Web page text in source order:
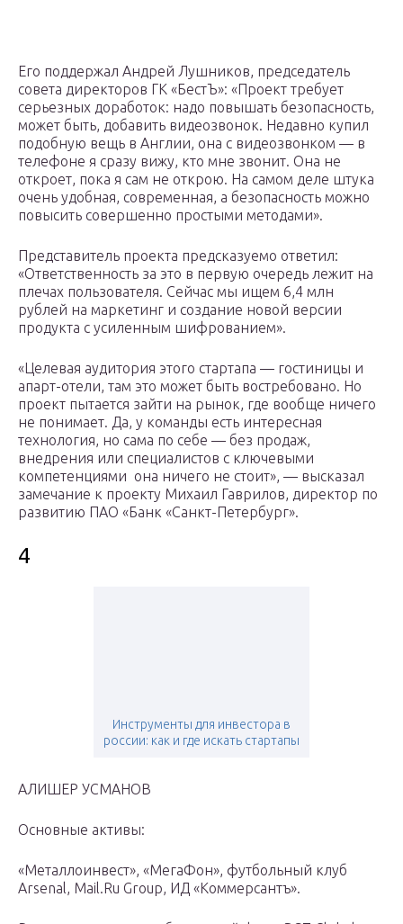
Его поддержал Андрей Лушников, председатель
совета директоров ГК «БестЪ»: «Проект требует
серьезных доработок: надо повышать безопасность,
может быть, добавить видеозвонок. Недавно купил
подобную вещь в Англии, она с видеозвонком — в
телефоне я сразу вижу, кто мне звонит. Она не
откроет, пока я сам не открою. На самом деле штука
очень удобная, современная, а безопасность можно
повысить совершенно простыми методами».
Представитель проекта предсказуемо ответил:
«Ответственность за это в первую очередь лежит на
плечах пользователя. Сейчас мы ищем 6,4 млн
рублей на маркетинг и создание новой версии
продукта с усиленным шифрованием».
«Целевая аудитория этого стартапа — гостиницы и
апарт-отели, там это может быть востребовано. Но
проект пытается зайти на рынок, где вообще ничего
не понимает. Да, у команды есть интересная
технология, но сама по себе — без продаж,
внедрения или специалистов с ключевыми
компетенциями она ничего не стоит», — высказал
замечание к проекту Михаил Гаврилов, директор по
развитию ПАО «Банк «Санкт-Петербург».
4
Инструменты для инвестора в
россии: как и где искать стартапы
АЛИШЕР УСМАНОВ
Основные активы:
«Металлоинвест», «МегаФон», футбольный клуб
Arsenal, Mail.Ru Group, ИД «Коммерсантъ».